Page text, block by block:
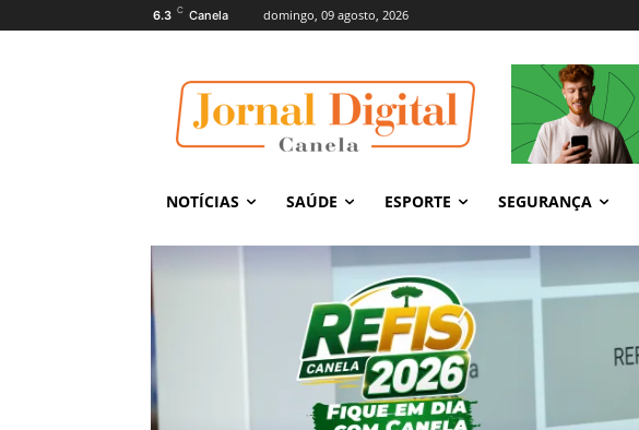
6.3 C Canela domingo, 09 agosto, 2026
NOTÍCIAS SAÚDE ESPORTE SEGURANÇA